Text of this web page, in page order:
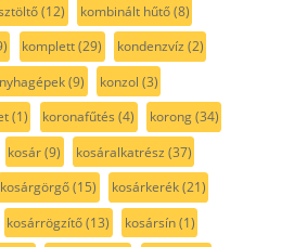
(12) kombinált hűtő(8)
komplett(29) kondenzvíz (2)
(9) konzol (3)
(1) koronafűtés (4) korong(34)
kosár(9) kosáralkatrész (37)
kosárgörgő(15) kosárkerék(21)
kosárrögzítő(13) kosársín(1)